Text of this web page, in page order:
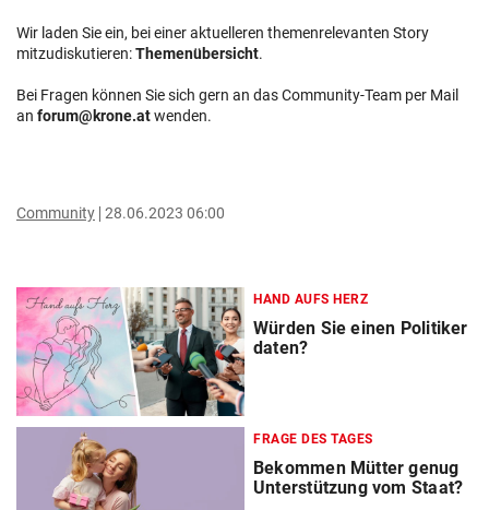
Wir laden Sie ein, bei einer aktuelleren themenrelevanten Story
mitzudiskutieren:Themenübersicht.
Bei Fragen können Sie sich gern an das Community-Team per Mail
an forum@krone.atwenden.
Community 28.06.2023 06:00
HAND AUFS HERZ
Würden Sie einen Politiker
daten?
FRAGE DES TAGES
Bekommen Mütter genug
Unterstützung vom Staat?